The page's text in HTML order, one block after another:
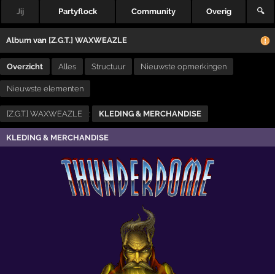
Jij Partyflock Community Overig 🔍
Album van [Z.G.T.] WAXWEAZLE
Overzicht Alles Structuur Nieuwste opmerkingen
Nieuwste elementen
[Z.G.T.] WAXWEAZLE : KLEDING & MERCHANDISE
KLEDING & MERCHANDISE